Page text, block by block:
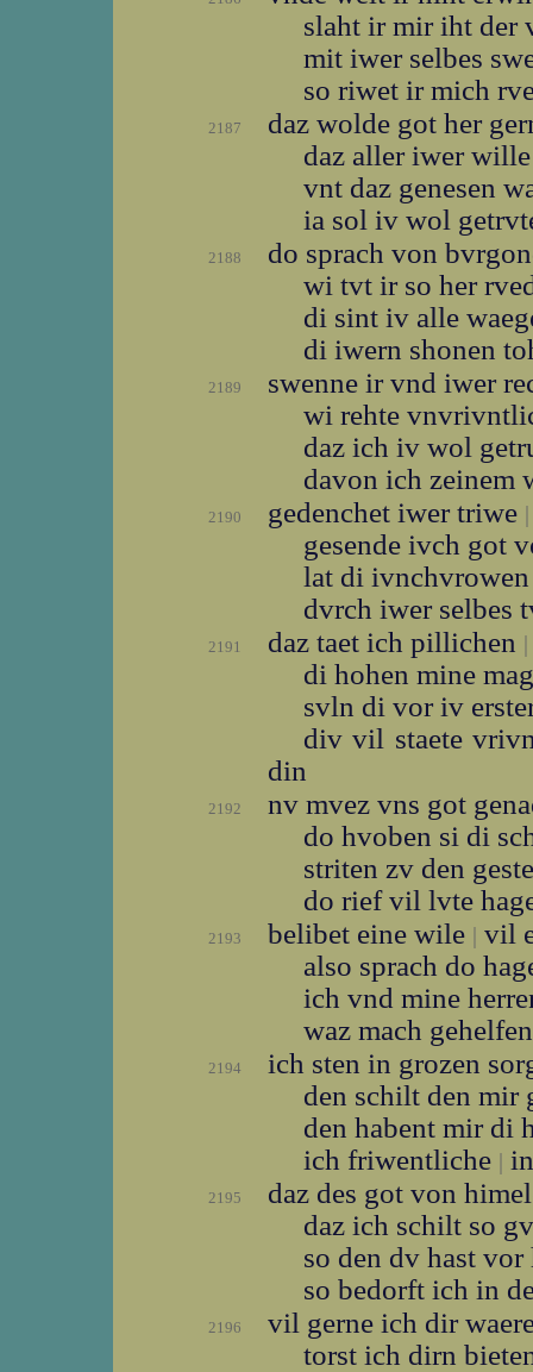
slaht ir mir iht der
mit iwer selbes
so riwet ir mich
2187
daz wolde got her
daz aller iwer
vnt daz genesen
ia sol iv wol
2188
do sprach von
wi tvt ir so her
di sint iv alle
di iwern shonen
2189
swenne ir vnd iwer
wi rehte
daz ich iv wol
davon ich zeinem
2190 gedenchet iwer triwe |
gesende ivch got
lat di
dvrch iwer selbes
2191 daz taet ich pillichen |
di hohen mine
svln di vor iv
div vil staete
din
2192
nv mvez vns got
do hvoben si di
striten zv den
do rief vil lvte
2193 belibet eine wile | vil
also sprach do
ich vnd mine
waz mach
2194
ich sten in grozen
den schilt den mir
den habent mir di
ich friwentliche |
2195
daz des got von
daz ich schilt so
so den dv hast
so bedorft ich in
2196
vil gerne ich dir
torst ich dirn